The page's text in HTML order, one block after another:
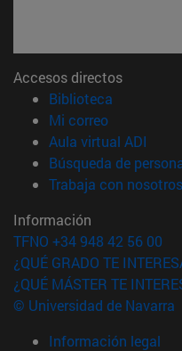
Accesos directos
Biblioteca
Mi correo(abre en
Aula virtual ADI
Búsqueda de
Trabaja con nosotros
Información
TFNO +34 948 42 56 00
¿QUÉ GRADO TE
¿QUÉ MÁSTER TE
© Universidad de Navarra
Información legal